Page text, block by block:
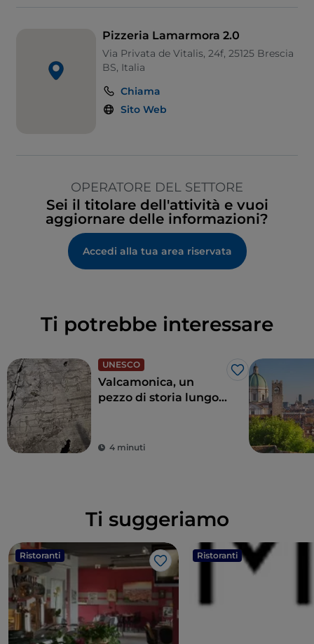
Pizzeria Lamarmora 2.0
Via Privata de Vitalis, 24f, 25125 Brescia
BS, Italia
Chiama
Sito Web
OPERATORE DEL SETTORE
Sei il titolare dell'attività e vuoi
aggiornare delle informazioni?
Accedi alla tua area riservata
Ti potrebbe interessare
UNESCO
Like
Valcamonica, un
pezzo di storia lungo
4 minuti
Ti suggeriamo
Ristoranti
Like
Ristoranti